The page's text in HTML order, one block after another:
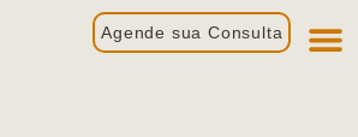
Agende sua Consulta